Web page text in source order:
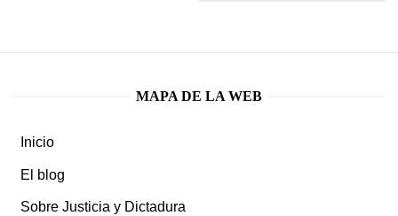
MAPA DE LA WEB
Inicio
El blog
Sobre Justicia y Dictadura